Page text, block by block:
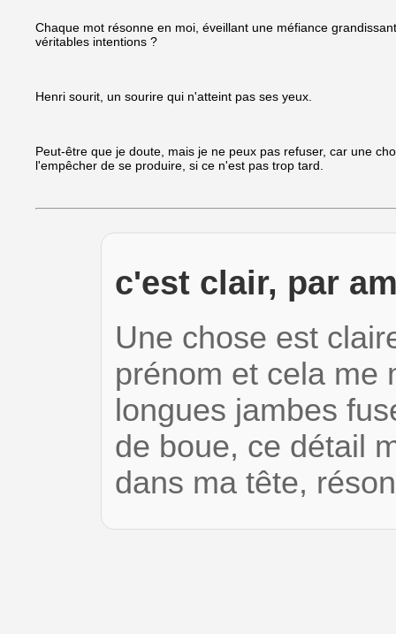
Chaque mot résonne en moi, éveillant une méfiance
véritables intentions ?
Henri sourit, un sourire qui n'atteint pas ses yeux.
Peut-être que je doute, mais je ne peux pas refuser, car une
l'empêcher de se produire, si ce n'est pas trop tard.
c'est clair, par
Une chose est
prénom et cela me
longues jambes
de boue, ce détail
dans ma tête,